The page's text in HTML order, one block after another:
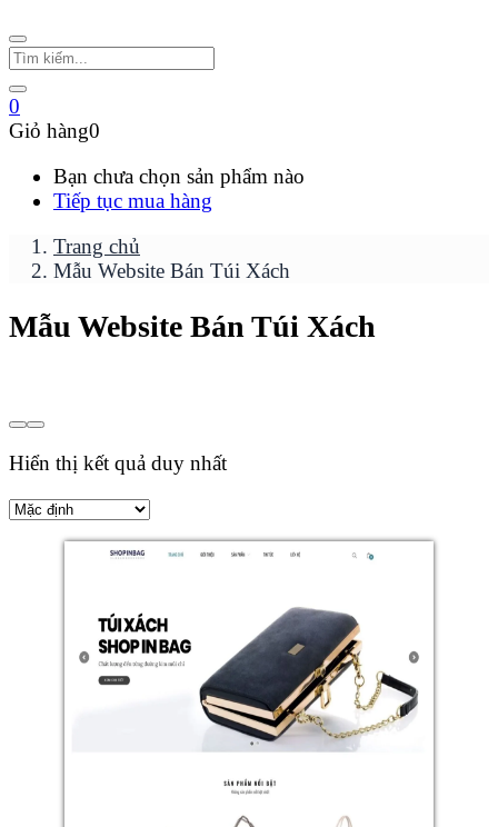
0
Giỏ hàng0
Bạn chưa chọn sản phẩm nào
Tiếp tục mua hàng
Trang chủ
Mẫu Website Bán Túi Xách
Mẫu Website Bán Túi Xách
Hiển thị kết quả duy nhất